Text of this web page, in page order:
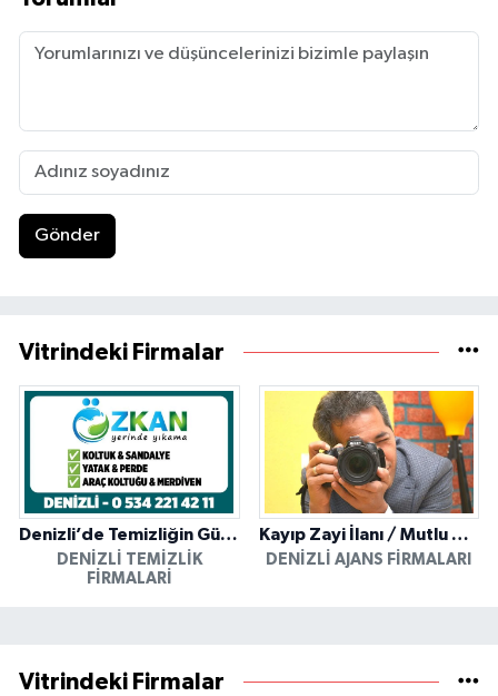
Gönder
Vitrindeki Firmalar
Denizli’de Temizliğin Güvenilir Adresi: Özkan Yerinde Yıkama
DENIZLI TEMIZLIK
FIRMALARI
Kayıp Zayi İlanı / Mutlu Ajans / Denizli
DENIZLI AJANS FIRMALARI
Vitrindeki Firmalar